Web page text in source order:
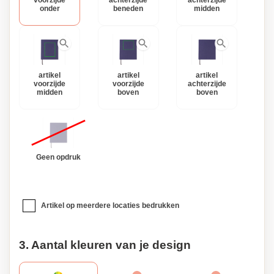
onder
beneden
midden
artikel
voorzijde
midden
artikel
voorzijde
boven
artikel
achterzijde
boven
Geen opdruk
Artikel op meerdere locaties bedrukken
3. Aantal kleuren van je design